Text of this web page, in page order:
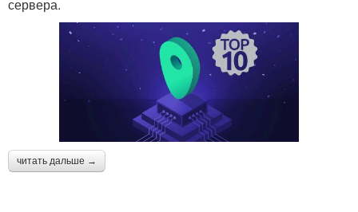
сервера.
читать дальше →